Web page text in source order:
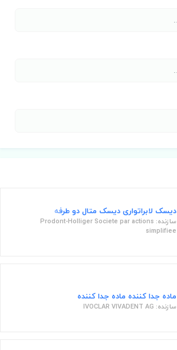
دیسک لابراتواری دیسک متال دو طرفه
سازنده: Prodont-Holliger Societe par actions
simplifiee
ماده جدا کننده ماده جدا كننده
سازنده: IVOCLAR VIVADENT AG